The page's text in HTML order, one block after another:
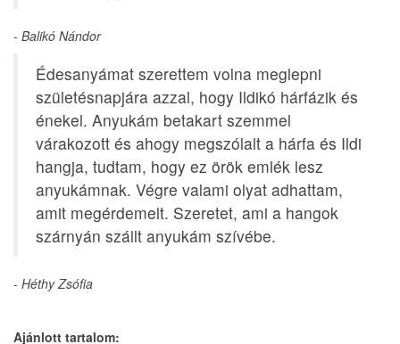
- Balikó Nándor
Édesanyámat szerettem volna meglepni
születésnapjára azzal, hogy Ildikó hárfázik és
énekel. Anyukám betakart szemmel
várakozott és ahogy megszólalt a hárfa és Ildi
hangja, tudtam, hogy ez örök emlék lesz
anyukámnak. Végre valami olyat adhattam,
amit megérdemelt. Szeretet, ami a hangok
szárnyán szállt anyukám szívébe.
- Héthy Zsófia
Ajánlott tartalom: